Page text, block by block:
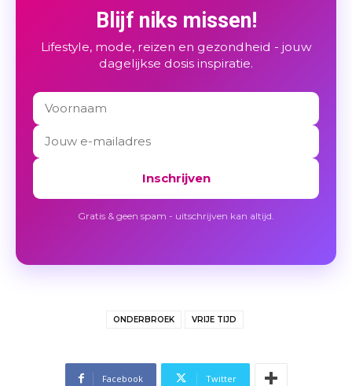
Blijf niks missen!
Lifestyle, mode, reizen en gezondheid - jouw
dagelijkse dosis inspiratie.
Inschrijven
Gratis & geen spam - uitschrijven kan altijd.
ONDERBROEK VRIJE TIJD
Facebook Twitter